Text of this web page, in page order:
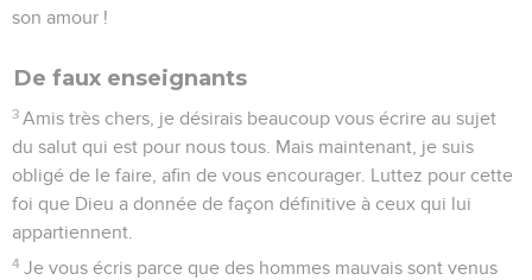
son amour !
De faux enseignants
3 Amis très chers, je désirais beaucoup vous écrire au sujet
du salut qui est pour nous tous. Mais maintenant, je suis
obligé de le faire, afin de vous encourager. Luttez pour cette
foi que Dieu a donnée de façon définitive à ceux qui lui
appartiennent.
4 Je vous écris parce que des hommes mauvais sont venus